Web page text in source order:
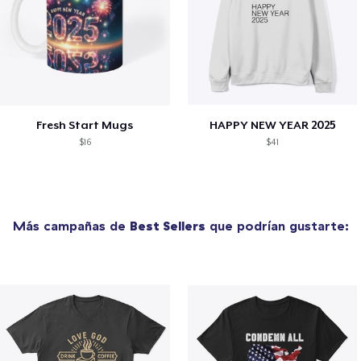
Fresh Start Mugs
$16
HAPPY NEW YEAR 2025
$41
Más campañas de Best Sellers que podrían gustarte: